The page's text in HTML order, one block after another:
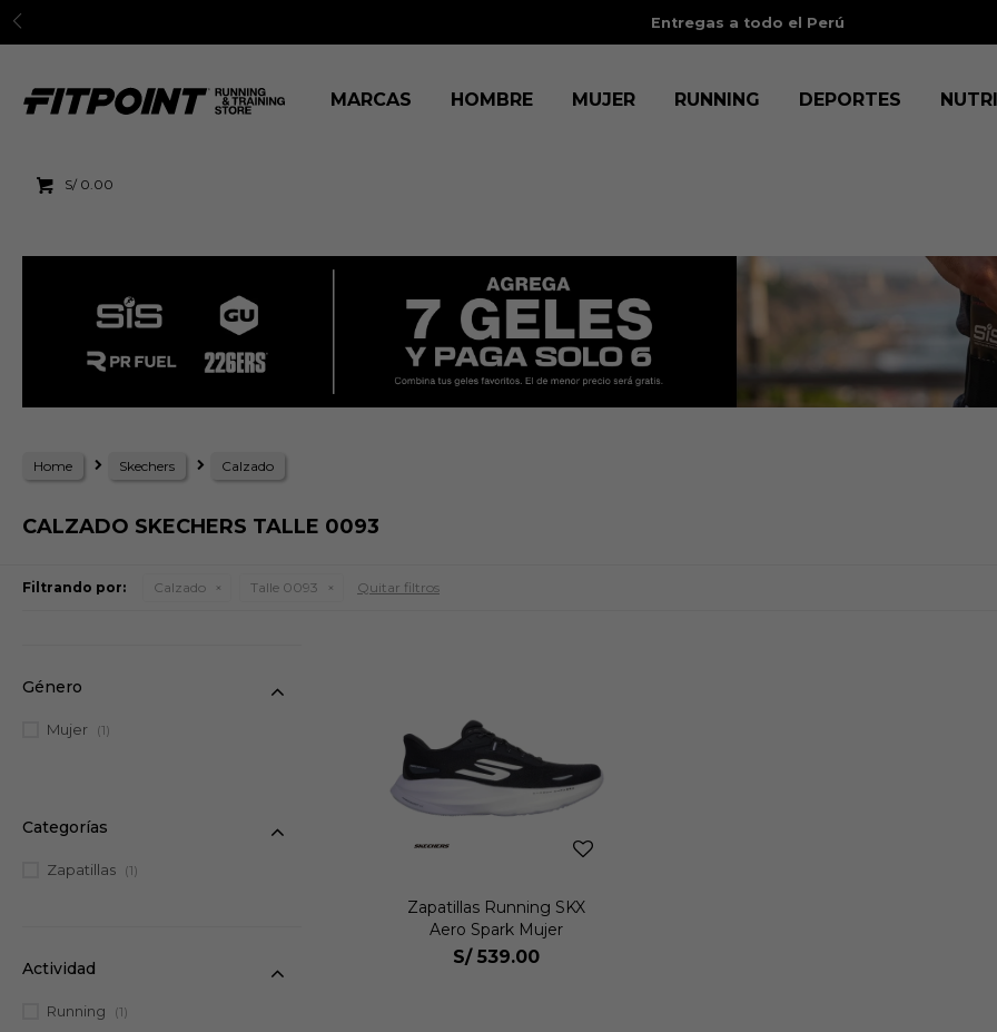
Entregas a todo el Perú
MARCAS HOMBRE MUJER RUNNING DEPORTES
S/ 0.00
Home Skechers Calzado
CALZADO SKECHERS TALLE 0093
Filtrando por: Calzado Talle 0093 Quitar filtros
Zapatillas Running SKX
Aero Spark Mujer
S/ 539.00
Categorías
Zapatillas (1)
Género
Mujer (1)
Actividad
Running (1)